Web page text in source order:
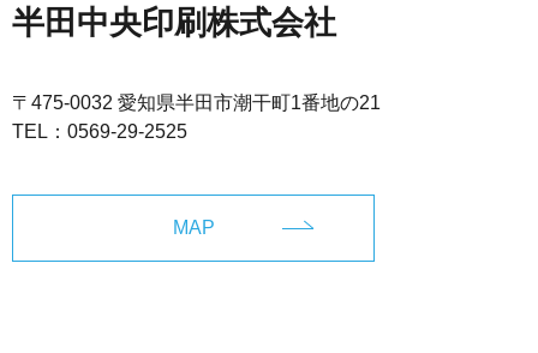
半田中央印刷株式会社
〒475-0032 愛知県半田市潮干町1番地の21
TEL： 0569-29-2525
MAP